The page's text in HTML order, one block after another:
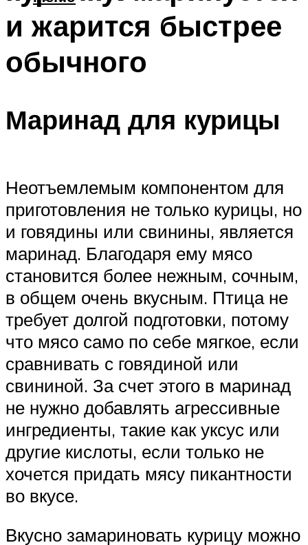
и жарится быстрее
обычного
Маринад для курицы
Неотъемлемым компонентом для
приготовления не только курицы, но
и говядины или свинины, является
маринад. Благодаря ему мясо
становится более нежным, сочным,
в общем очень вкусным. Птица не
требует долгой подготовки, потому
что мясо само по себе мягкое, если
сравнивать с говядиной или
свининой. За счет этого в маринад
не нужно добавлять агрессивные
ингредиенты, такие как уксус или
другие кислоты, если только не
хочется придать мясу пикантности
во вкусе.
Вкусно замариновать курицу можно